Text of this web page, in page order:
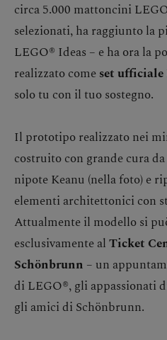
circa 5.000 mattoncini
selezionati, ha raggiunto la
LEGO® Ideas – e ha ora la
realizzato come set ufficiale
solo tu con il tuo sostegno.
Il prototipo realizzato nei
costruito con grande cura
nipote Keanu (nella foto) e
elementi architettonici con
Attualmente il modello si
esclusivamente al Ticket
Schönbrunn – un
di LEGO®, gli appassionati
gli amici di Schönbrunn.